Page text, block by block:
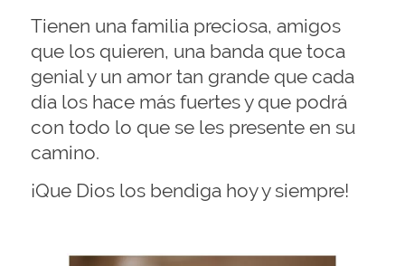
Tienen una familia preciosa, amigos
que los quieren, una banda que toca
genial y un amor tan grande que cada
día los hace más fuertes y que podrá
con todo lo que se les presente en su
camino.
¡Que Dios los bendiga hoy y siempre!